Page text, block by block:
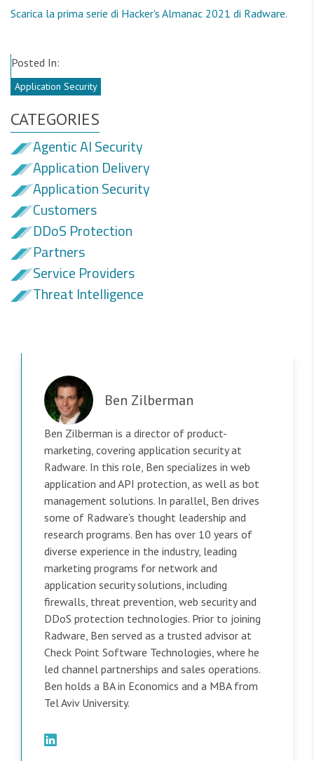
Scarica la prima serie di Hacker's Almanac 2021 di Radware.
Posted In:
Application Security
CATEGORIES
Agentic AI Security
Application Delivery
Application Security
Customers
DDoS Protection
Partners
Service Providers
Threat Intelligence
Ben Zilberman
Ben Zilberman is a director of product-
marketing, covering application security at
Radware. In this role, Ben specializes in web
application and API protection, as well as bot
management solutions. In parallel, Ben drives
some of Radware’s thought leadership and
research programs. Ben has over 10 years of
diverse experience in the industry, leading
marketing programs for network and
application security solutions, including
firewalls, threat prevention, web security and
DDoS protection technologies. Prior to joining
Radware, Ben served as a trusted advisor at
Check Point Software Technologies, where he
led channel partnerships and sales operations.
Ben holds a BA in Economics and a MBA from
Tel Aviv University.